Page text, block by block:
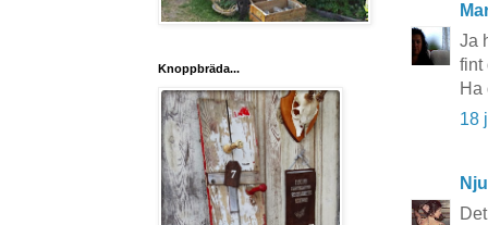
Ja
fint
Ha
18
Knoppbräda...